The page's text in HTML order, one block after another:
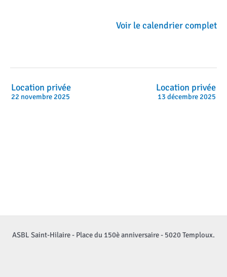
Voir le calendrier complet
Location privée
22 novembre 2025
Location privée
13 décembre 2025
ASBL Saint-Hilaire - Place du 150è anniversaire - 5020 Temploux.